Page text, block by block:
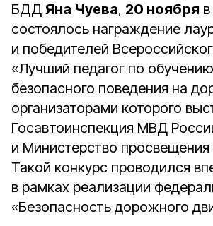
БДД Яна Чуева, 20 ноября
состоялось награждение
и победителей
«Лучший педагог по
безопасного поведения на
организаторами которого
Госавтоинспекция МВД
и Министерство просвещения
Такой конкурс проводился
в рамках реализации
«Безопасность дорожного